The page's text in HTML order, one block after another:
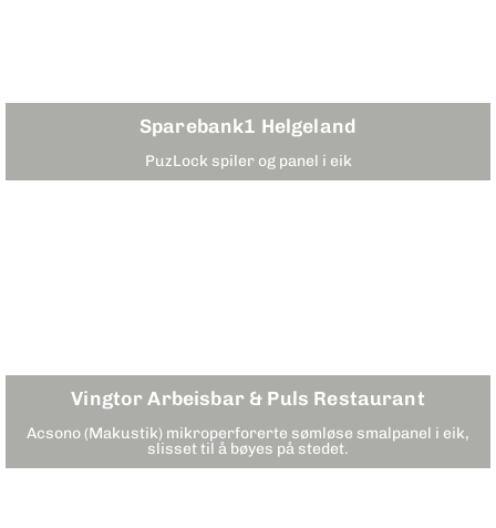
Sparebank1 Helgeland
PuzLock spiler og panel i eik
Vingtor Arbeisbar & Puls Restaurant
Acsono (Makustik) mikroperforerte sømløse smalpanel i eik,
slisset til å bøyes på stedet.